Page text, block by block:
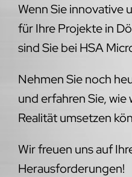
Wenn Sie innovative
für Ihre Projekte in
sind Sie bei HSA
Nehmen Sie noch
und erfahren Sie, wie
Realität umsetzen
Wir freuen uns auf
Herausforderungen!